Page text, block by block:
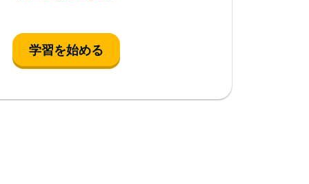
学習を始める